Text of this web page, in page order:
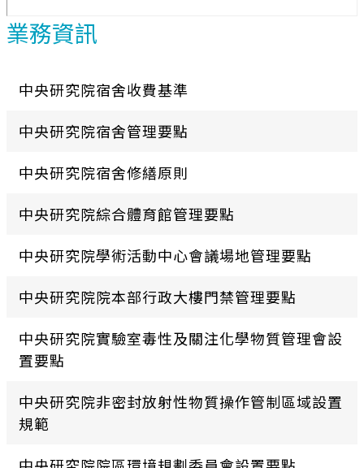
業務資訊
中央研究院宿舍收費基準
中央研究院宿舍管理要點
中央研究院宿舍修繕原則
中央研究院綜合體育館管理要點
中央研究院學術活動中心會議場地管理要點
中央研究院院本部行政大樓門禁管理要點
中央研究院實驗室毒性及關注化學物質管理會設
置要點
中央研究院非密封放射性物質操作管制區域設置
規範